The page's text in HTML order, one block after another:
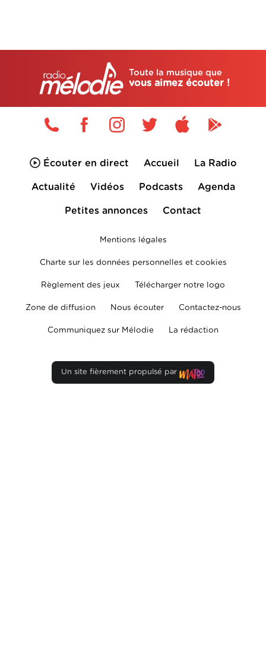
Toute la musique que
vous aimez écouter !
Écouter en direct Accueil La Radio
Actualité Vidéos Podcasts Agenda
Petites annonces Contact
Mentions légales
Charte sur les données personnelles et cookies
Règlement des jeux Télécharger notre logo
Zone de diffusion Nous écouter Contactez-nous
Communiquez sur Mélodie La rédaction
Un site fièrement propulsé par